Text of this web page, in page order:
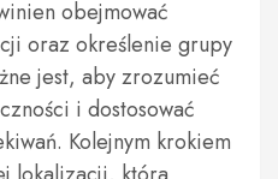
obejmować
oraz określenie grupy
jest, aby zrozumieć
i dostosować
Kolejnym krokiem